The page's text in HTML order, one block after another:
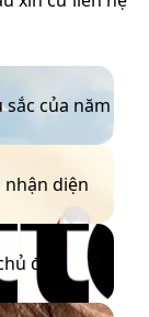
sắc của năm
nhận diện
đạo